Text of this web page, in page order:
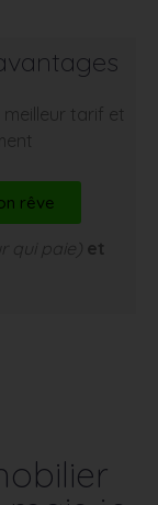
tarif et
rêve
qui paie) et